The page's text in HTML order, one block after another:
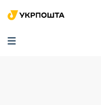
Головна
Маркет